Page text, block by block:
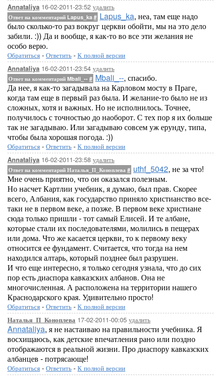
Annataliya 16-02-2011-23:52 удалить
Ответ на комментарий Lapus_ka # Lapus_ka, неа, там еще надо
было сколько-то раз вокруг церкви обойти, мы на это дело
забили. :)) Да и вообще, я как-то во все эти желания не
особо верю.
Обратиться - Ответить - К полной версии
Annataliya 16-02-2011-23:54 удалить
Ответ на комментарий Mbali_-- # Mbali_--, спасибо.
Да нее, я как-то загадывала на Карловом мосту в Праге,
когда там еще в первый раз была. И желание-то было не из
сложных, хотя и важных. Но не исполнилось. Точнее,
получилось с точностью до наоборот. С тех пор я их больше
так не загадываю. Или загадываю совсем уж ерунду, типа,
чтобы была хорошая погода. :))
Обратиться - Ответить - К полной версии
Annataliya 16-02-2011-23:58 удалить
Ответ на комментарий Наталья_П_Коноплева # uthf_5042, не за что!
Мне очень приятно, что он оказался полезным.
Но насчет Картлии учебник, я думаю, был прав. Скорее
всего, Албания, как государство приняло христианство все-
таки не в первом веке, а позже. В первом веке христиане
сюда только пришли - тот самый Елисей. И те албане,
которые стали их последователями, молились в пещерах
или дома. Что же касается церкви, то к первому веку
относится ее фундамент. Считается, что тогда на нем
находился алтарь, который позднее был разрушен.
И что еще интересно, я только сегодня узнала, что до сих
пор есть диаспора кавказских албанов. Она не
многочисленная. А расположена на территории нашего
Краснодарского края. Удивительно просто!
Обратиться - Ответить - К полной версии
Наталья_П_Коноплева 17-02-2011-00:05 удалить
Annataliya, я не настаиваю на правильности учебника. Я
восхищаюсь, как детские впечатления рано или поздно
отображаются в реальной жизни. Про диаспору кавказских
албанцев - потрясающе!
Обратиться - Ответить - К полной версии